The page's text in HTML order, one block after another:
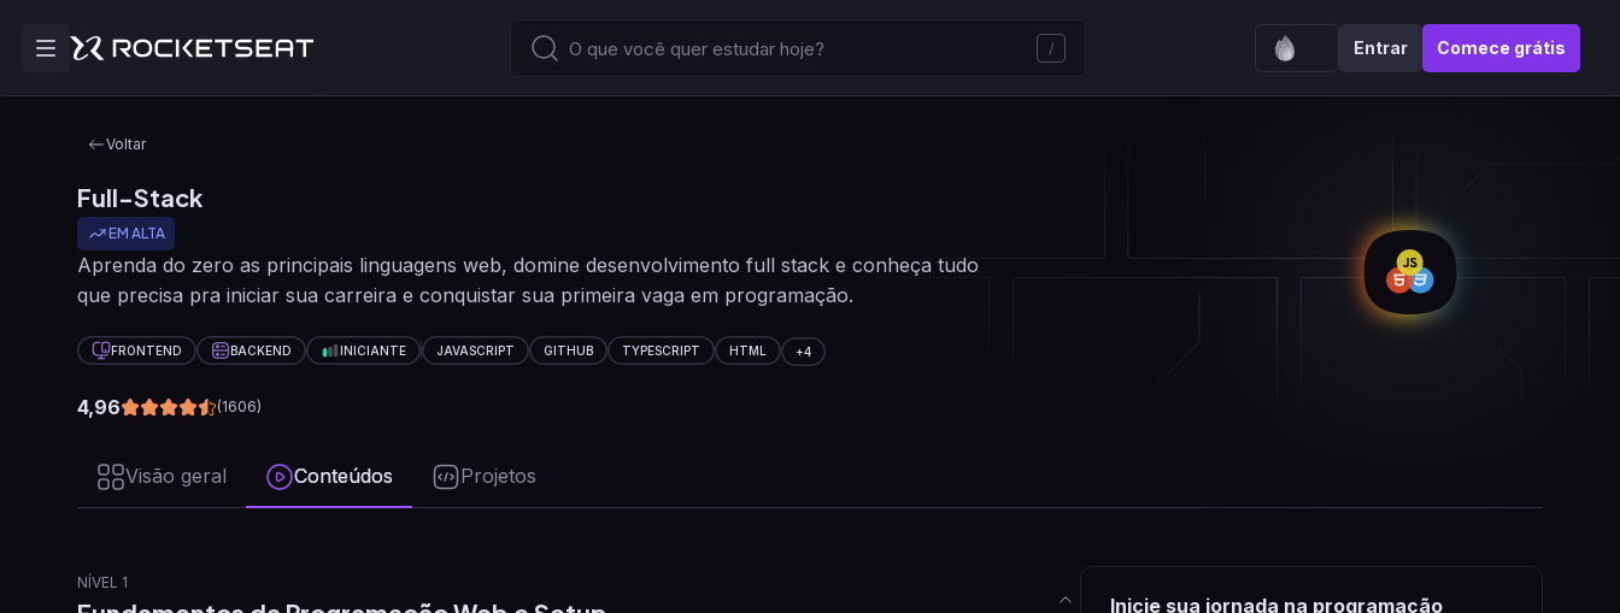
/ Entrar Comece grátis
Voltar
Full-Stack
EM ALTA
Aprenda do zero as principais linguagens web, domine desenvolvimento full stack e conheça tudo
que precisa pra iniciar sua carreira e conquistar sua primeira vaga em programação.
FRONTEND BACKEND INICIANTE JAVASCRIPT GITHUB TYPESCRIPT HTML +4
4,96 (1606)
Visão geral Conteúdos Projetos
NÍVEL 1
Inicie sua jornada na programação